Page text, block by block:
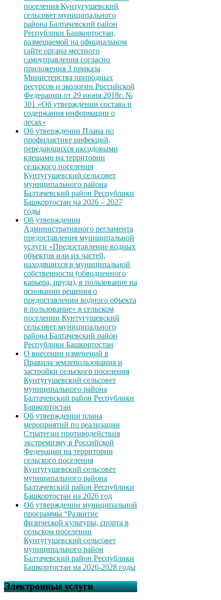
поселения Кунтугушевский
сельсовет муниципального
района Балтачевский район
Республики Башкортостан,
размещаемой на официальном
сайте органа местного
самоуправления согласно
приложения 3 приказа
Министерства природных
ресурсов и экологии Российской
Федерации от 29 июня 2018г. №
301 «Об утверждении состава и
содержания информации о
лесах»
Об утверждении Плана по
профилактике инфекций,
передающихся иксодовыми
клещами на территории
сельского поселения
Кунтугушевский сельсовет
муниципального района
Балтачевский район Республики
Башкортостан на 2026 – 2027
годы
Об утверждении
Административного регламента
предоставления муниципальной
услуги «Предоставление водных
объектов или их частей,
находящихся в муниципальной
собственности (обводненного
карьера, пруда), в пользование на
основании решения о
предоставлении водного объекта
в пользование» в сельском
поселении Кунтугушевский
сельсовет муниципального
района Балтачевский район
Республики Башкортостан
О внесении изменений в
Правила землепользования и
застройки сельского поселения
Кунтугушевский сельсовет
муниципального района
Балтачевский район Республики
Башкортостан
Об утверждении плана
мероприятий по реализации
Стратегии противодействия
экстремизму в Российской
Федерации на территории
сельского поселения
Кунтугушевский сельсовет
муниципального района
Балтачевский район Республики
Башкортостан на 2026 год
Об утверждении муниципальной
программы “Развитие
физической культуры, спорта в
сельском поселении
Кунтугушевский сельсовет
муниципального район
Балтачевский район Республики
Башкортостан на 2026-2028 годы
Электронные услуги